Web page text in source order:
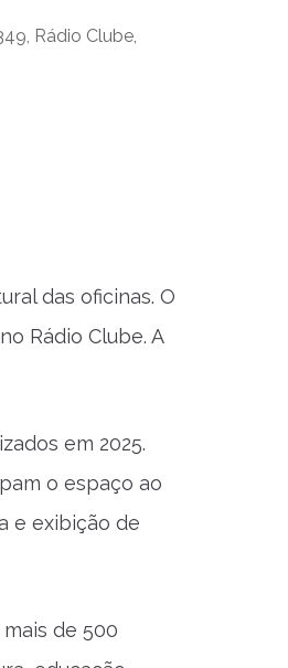
Rádio Clube,
das oficinas. O
Rádio Clube. A
em 2025.
o espaço ao
e exibição de
de 500